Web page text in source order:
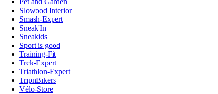
Pet and Garden
Slowood Interior
Smash-Expert
Sneak'In
Sneakids
Sport is good
Training-Fit
Trek-Expert
Triathlon-Expert
TripnBikers
Vélo-Store